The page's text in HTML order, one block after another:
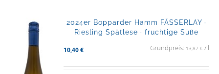
2024er Bopparder Hamm FÄSSERLAY ·
Riesling Spätlese · fruchtige Süße
10,40€ Grundpreis: 13,87 €/ l